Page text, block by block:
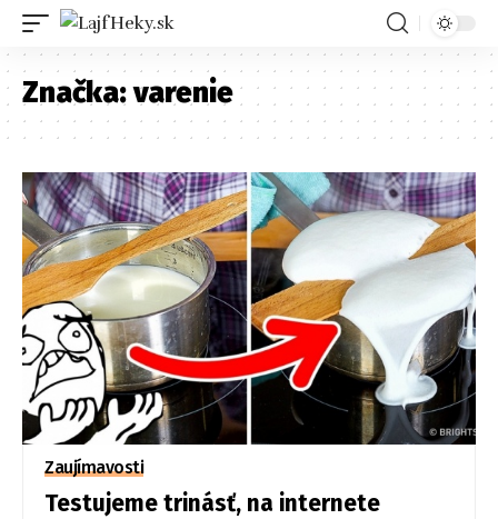
Značka:varenie
Zaujímavosti
Testujeme trinásť, na internete